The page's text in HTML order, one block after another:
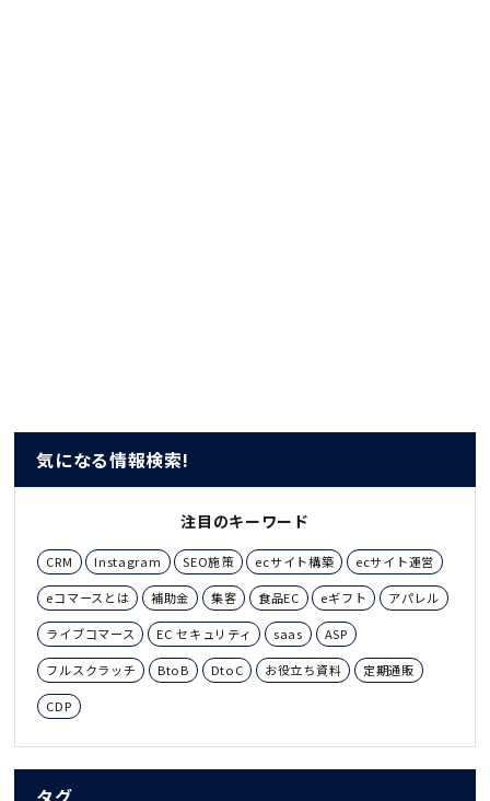
気になる情報検索!
注目のキーワード
CRM Instagram SEO施策 ecサイト構築 ecサイト運営
eコマースとは 補助金 集客 食品EC eギフト アパレル
ライブコマース EC セキュリティ saas ASP
フルスクラッチ BtoB DtoC お役立ち資料 定期通販
CDP